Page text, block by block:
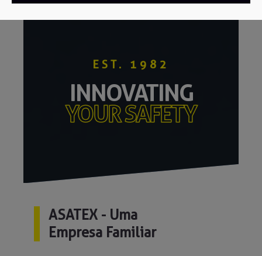
EST. 1982
INNOVATING
YOUR SAFETY
ASATEX - Uma
Empresa Familiar